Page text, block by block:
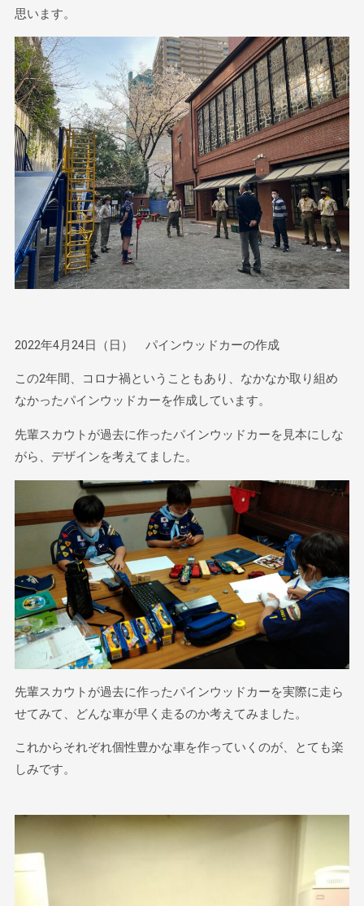
思います。
2022年4月24日（日） パインウッドカーの作成
この2年間、コロナ禍ということもあり、なかなか取り組め
なかったパインウッドカーを作成しています。
先輩スカウトが過去に作ったパインウッドカーを見本にしな
がら、デザインを考えてました。
先輩スカウトが過去に作ったパインウッドカーを実際に走ら
せてみて、どんな車が早く走るのか考えてみました。
これからそれぞれ個性豊かな車を作っていくのが、とても楽
しみです。